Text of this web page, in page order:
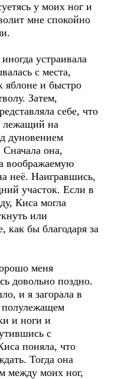
у моих ног и
мне спокойно
устраивала
с места,
яблоне и быстро
Затем,
себе, что
лежащий на
дуновением
она,
воображаемую
неё. Наигравшись,
участок. Если в
Киса могла
или
как бы благодаря за
меня
довольно поздно.
и я загорала в
полулежащем
и ноги и
с
поняла, что
Тогда она
между моих ног,